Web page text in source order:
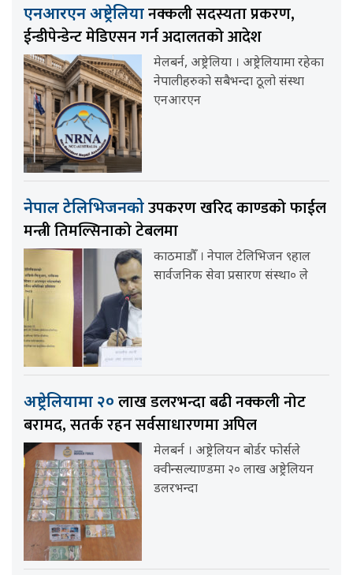
एनआरएन अष्ट्रेलियानक्कली सदस्यता प्रकरण,
ईन्डीपेन्डेन्ट मेडिएसन गर्न अदालतको आदेश
मेलबर्न, अष्ट्रेलिया । अष्ट्रेलियामा रहेका
नेपालीहरुको सबैभन्दा ठूलो संस्था
एनआरएन
नेपाल टेलिभिजनकोउपकरण खरिद काण्डको फाईल
मन्त्री तिमल्सिनाको टेबलमा
काठमाडौँ । नेपाल टेलिभिजन ९हाल
सार्वजनिक सेवा प्रसारण संस्था० ले
अष्ट्रेलियामा २० लाख डलरभन्दा बढी नक्कली नोट
बरामद, सतर्क रहन सर्वसाधारणमा अपिल
मेलबर्न । अष्ट्रेलियन बोर्डर फोर्सले
क्वीन्सल्याण्डमा २० लाख अष्ट्रेलियन
डलरभन्दा